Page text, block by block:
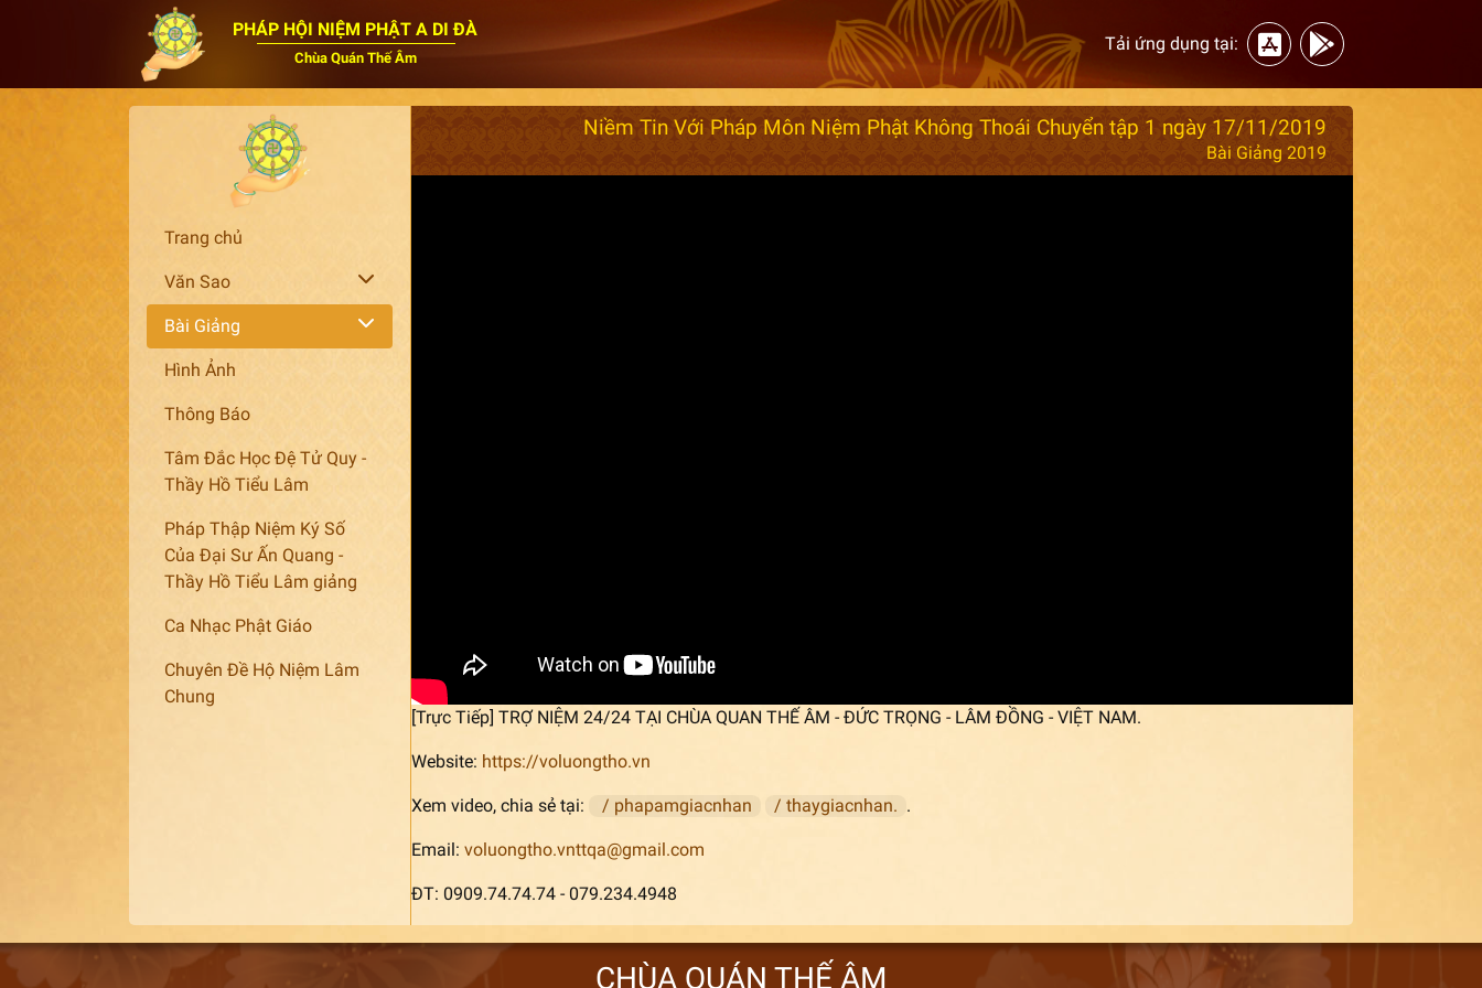
PHÁP HỘI NIỆM PHẬT A DI ĐÀ
Chùa Quán Thế Âm
Tải ứng dụng tại:
Trang chủ
Văn Sao
Bài Giảng
Hình Ảnh
Thông Báo
Tâm Đắc Học Đệ Tử Quy -
Thầy Hồ Tiểu Lâm
Pháp Thập Niệm Ký Số
Của Đại Sư Ấn Quang -
Thầy Hồ Tiểu Lâm giảng
Ca Nhạc Phật Giáo
Chuyên Đề Hộ Niệm Lâm
Chung
Niềm Tin Với Pháp Môn Niệm Phật Không Thoái Chuyển tập 1 ngày 17/11/2019
Bài Giảng 2019
[Trực Tiếp] TRỢ NIỆM 24/24 TẠI CHÙA QUAN THẾ ÂM - ĐỨC TRỌNG - LÂM ĐỒNG - VIỆT NAM.
Website: https://voluongtho.vn
Xem video, chia sẻ tại: / phapamgiacnhan / thaygiacnhan. .
Email: voluongtho.vnttqa@gmail.com
ĐT: 0909.74.74.74 - 079.234.4948
CHÙA QUÁN THẾ ÂM